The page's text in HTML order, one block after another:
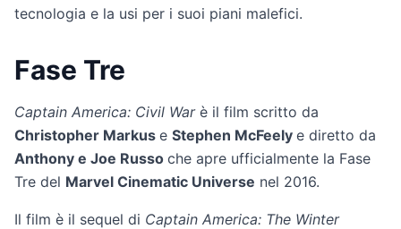
tecnologia e la usi per i suoi piani malefici.
Fase Tre
Captain America: Civil Warè il film scritto da
Christopher Markus e Stephen McFeely e diretto da
Anthony e Joe Russo che apre ufficialmente la Fase
Tre del Marvel Cinematic Universe nel 2016.
Il film è il sequel di Captain America: The Winter